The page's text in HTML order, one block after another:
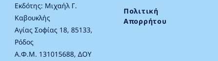
Εκδότης: Μιχαήλ Γ.
Καβουκλής
Αγίας Σοφίας 18, 85133,
Ρόδος
Α.Φ.Μ. 131015688, ΔΟΥ
Πολιτική
Απορρήτου